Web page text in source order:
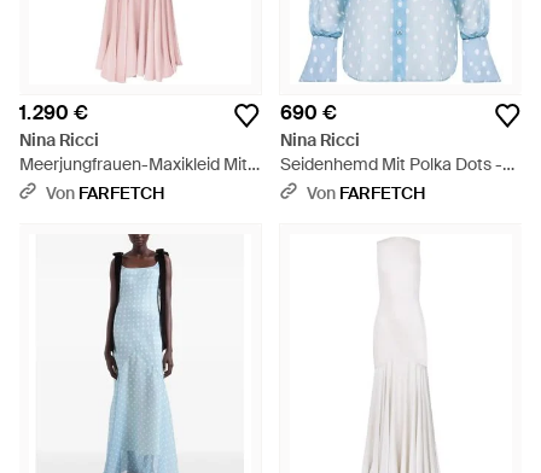
1.290 €
Nina Ricci
Meerjungfrauen-Maxikleid Mit
Wasserfallausschnitt - Pink
Von FARFETCH
690 €
Nina Ricci
Seidenhemd Mit Polka Dots -
BlauVon FARFETCH